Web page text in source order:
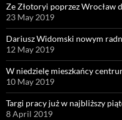
Ze Złotoryi poprzez Wrocław
23 May 2019
Dariusz Widomski nowym
12 May 2019
W niedzielę mieszkańcy
10 May 2019
Targi pracy już w najbliższy
8 April 2019